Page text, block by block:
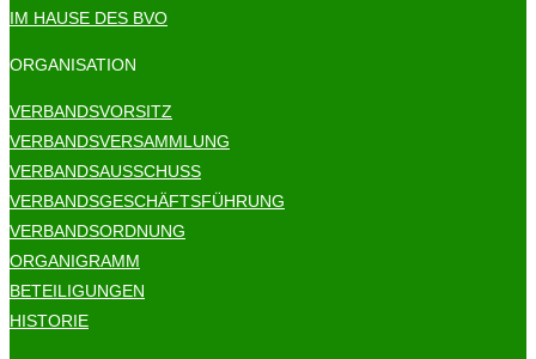
IM HAUSE DES BVO
ORGANISATION
VERBANDSVORSITZ
VERBANDSVERSAMMLUNG
VERBANDSAUSSCHUSS
VERBANDSGESCHÄFTSFÜHRUNG
VERBANDSORDNUNG
ORGANIGRAMM
BETEILIGUNGEN
HISTORIE